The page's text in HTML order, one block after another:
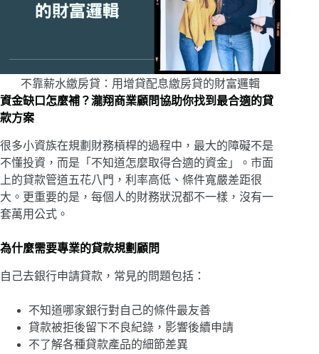
不靠薪水繳房貸：用增貸配息繳房貸的財富邏輯
資金缺口怎麼補？瀧翔商業顧問協助你找到最合適的貸
款方案
很多小資族在規劃財務槓桿的過程中，最大的障礙不是
不懂投資，而是「不知道怎麼取得合適的資金」。市面
上的貸款管道五花八門，利率高低、條件寬嚴差距很
大。更重要的是，每個人的財務狀況都不一樣，沒有一
套萬用公式。
為什麼需要專業的貸款規劃顧問
自己去銀行申請貸款，常見的問題包括：
不知道哪家銀行對自己的條件最友善
貸款被拒後留下不良紀錄，影響後續申請
不了解各種貸款產品的細節差異